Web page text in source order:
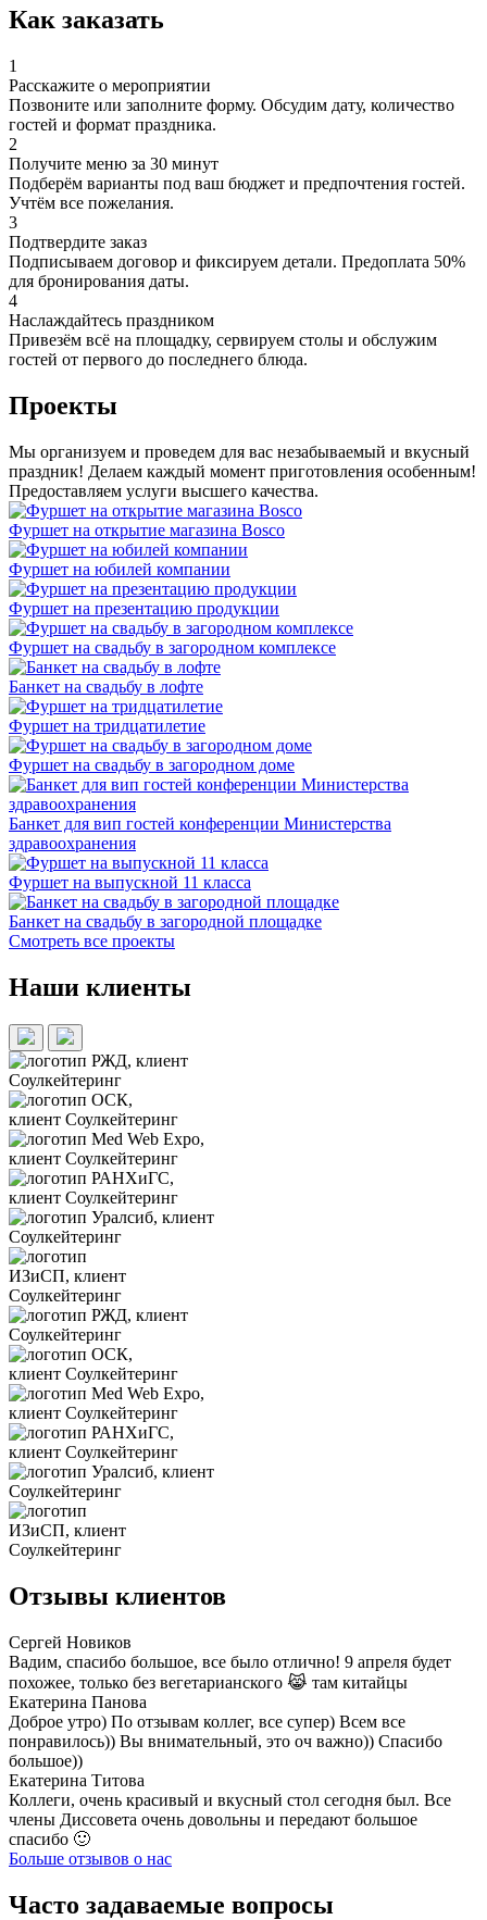
Как заказать
1
Расскажите о мероприятии
Позвоните или заполните форму. Обсудим дату, количество
гостей и формат праздника.
2
Получите меню за 30 минут
Подберём варианты под ваш бюджет и предпочтения гостей.
Учтём все пожелания.
3
Подтвердите заказ
Подписываем договор и фиксируем детали. Предоплата 50%
для бронирования даты.
4
Наслаждайтесь праздником
Привезём всё на площадку, сервируем столы и обслужим
гостей от первого до последнего блюда.
Проекты
Мы организуем и проведем для вас незабываемый и вкусный
праздник! Делаем каждый момент приготовления особенным!
Предоставляем услуги высшего качества.
Фуршет на открытие магазина Bosco
Фуршет на юбилей компании
Фуршет на презентацию продукции
Фуршет на свадьбу в загородном комплексе
Банкет на свадьбу в лофте
Фуршет на тридцатилетие
Фуршет на свадьбу в загородном доме
Банкет для вип гостей конференции Министерства
здравоохранения
Фуршет на выпускной 11 класса
Банкет на свадьбу в загородной площадке
Смотреть все проекты
Наши клиенты
Отзывы клиентов
Сергей Новиков
Вадим, спасибо большое, все было отлично! 9 апреля будет
похожее, только без вегетарианского 😹 там китайцы
Екатерина Панова
Доброе утро) По отзывам коллег, все супер) Всем все
понравилось)) Вы внимательный, это оч важно)) Спасибо
большое))
Екатерина Титова
Коллеги, очень красивый и вкусный стол сегодня был. Все
члены Диссовета очень довольны и передают большое
спасибо 🙂
Больше отзывов о нас
Часто задаваемые вопросы